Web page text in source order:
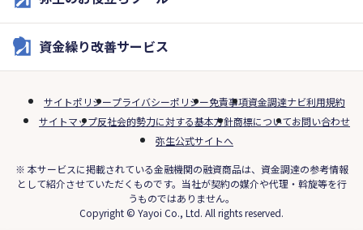
資金繰り改善サービス
サイトポリシープライバシーポリシー免責事項資金調達ナビ利用規約
サイトマップ反社会的勢力に対する基本方針商標についてお問い合わせ
弥生公式サイトへ
※ 本サービスに掲載されている金融機関の融資商品は、資金調達の参考情報
として紹介させていただくものです。当社が契約の媒介や代理・斡旋等を行
うものではありません。
Copyright © Yayoi Co., Ltd. All rights reserved.